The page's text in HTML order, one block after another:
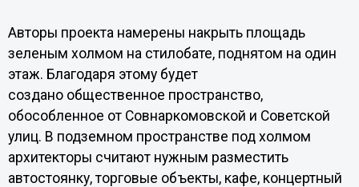
Авторы проекта намерены накрыть площадь
зеленым холмом на стилобате, поднятом на один
этаж. Благодаря этому будет
создано общественное пространство,
обособленное от Совнаркомовской и Советской
улиц. В подземном пространстве под холмом
архитекторы считают нужным разместить
автостоянку, торговые объекты, кафе, концертный